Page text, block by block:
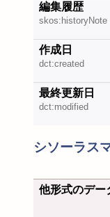
編集履歴
skos:historyNote
作成日
dct:created
最終更新日
dct:modified
シソーラス
他形式のデー